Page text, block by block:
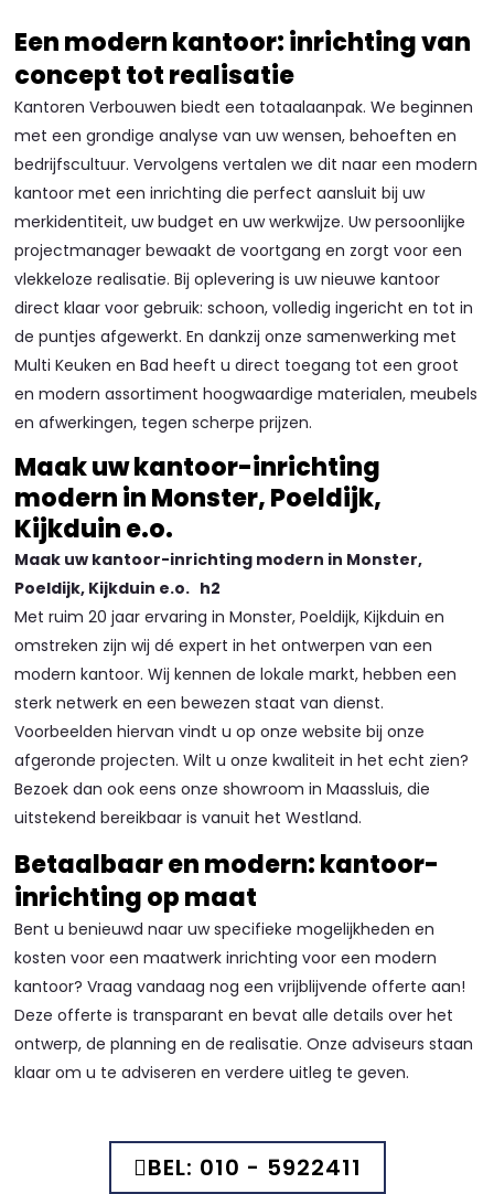
Een modern kantoor: inrichting van
concept tot realisatie
Kantoren Verbouwen biedt een totaalaanpak. We beginnen
met een grondige analyse van uw wensen, behoeften en
bedrijfscultuur. Vervolgens vertalen we dit naar een modern
kantoor met een inrichting die perfect aansluit bij uw
merkidentiteit, uw budget en uw werkwijze. Uw persoonlijke
projectmanager bewaakt de voortgang en zorgt voor een
vlekkeloze realisatie. Bij oplevering is uw nieuwe kantoor
direct klaar voor gebruik: schoon, volledig ingericht en tot in
de puntjes afgewerkt. En dankzij onze samenwerking met
Multi Keuken en Bad heeft u direct toegang tot een groot
en modern assortiment hoogwaardige materialen, meubels
en afwerkingen, tegen scherpe prijzen.
Maak uw kantoor-inrichting
modern in Monster, Poeldijk,
Kijkduin e.o.
Maak uw kantoor-inrichting modern in Monster,
Poeldijk, Kijkduin e.o. h2
Met ruim 20 jaar ervaring in Monster, Poeldijk, Kijkduin en
omstreken zijn wij dé expert in het ontwerpen van een
modern kantoor. Wij kennen de lokale markt, hebben een
sterk netwerk en een bewezen staat van dienst.
Voorbeelden hiervan vindt u op onze website bij onze
afgeronde projecten. Wilt u onze kwaliteit in het echt zien?
Bezoek dan ook eens onze showroom in Maassluis, die
uitstekend bereikbaar is vanuit het Westland.
Betaalbaar en modern: kantoor-
inrichting op maat
Bent u benieuwd naar uw specifieke mogelijkheden en
kosten voor een maatwerk inrichting voor een modern
kantoor? Vraag vandaag nog een vrijblijvende offerte aan!
Deze offerte is transparant en bevat alle details over het
ontwerp, de planning en de realisatie. Onze adviseurs staan
klaar om u te adviseren en verdere uitleg te geven.
BEL: 010 - 5922411